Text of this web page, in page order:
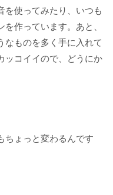
を使ってみたり、いつも
作っています。あと、
なものを多く手に入れて
ッコイイので、どうにか
ょっと変わるんです